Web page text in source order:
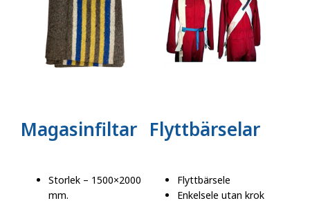
Magasinfiltar
Storlek – 1500×2000
mm.
Flyttbärselar
Flyttbärsele
Enkelsele utan krok